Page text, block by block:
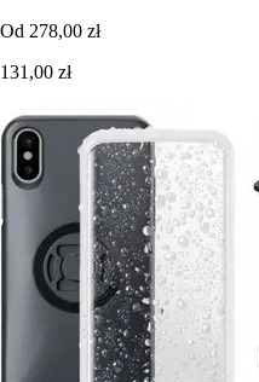
Od 278,00 zł
131,00 zł